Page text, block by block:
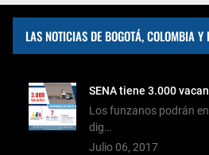
LAS NOTICIAS DE BOGOTÁ, COLOMBIA Y
SENA tiene 3.000
Los funzanos podrán
dig…
Julio 06, 2017